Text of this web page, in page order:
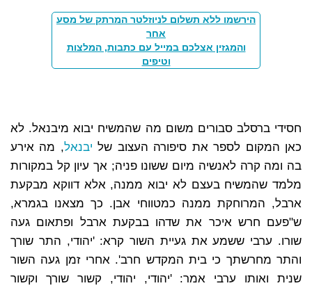
הירשמו ללא תשלום לניוזלטר המרתק של מסע
אחר
והמגזין אצלכם במייל עם כתבות, המלצות
וטיפים
חסידי ברסלב סבורים משום מה שהמשיח יבוא מיבנאל. לא
כאן המקום לספר את סיפורה העצוב של יבנאל, מה אירע
בה ומה קרה לאנשיה מיום ששונו פניה; אך עיון קל במקורות
מלמד שהמשיח בעצם לא יבוא ממנה, אלא דווקא מבקעת
ארבל, המרוחקת ממנה כמטווחי אבן. כך מצאנו בגמרא,
ש"פעם חרש איכר את שדהו בבקעת ארבל ופתאום געה
שורו. ערבי ששמע את געיית השור קרא: 'יהודי, התר שורך
והתר מחרשתך כי בית המקדש חרב'. אחרי זמן געה השור
שנית ואותו ערבי אמר: 'יהודי, יהודי, קשור שורך וקשור